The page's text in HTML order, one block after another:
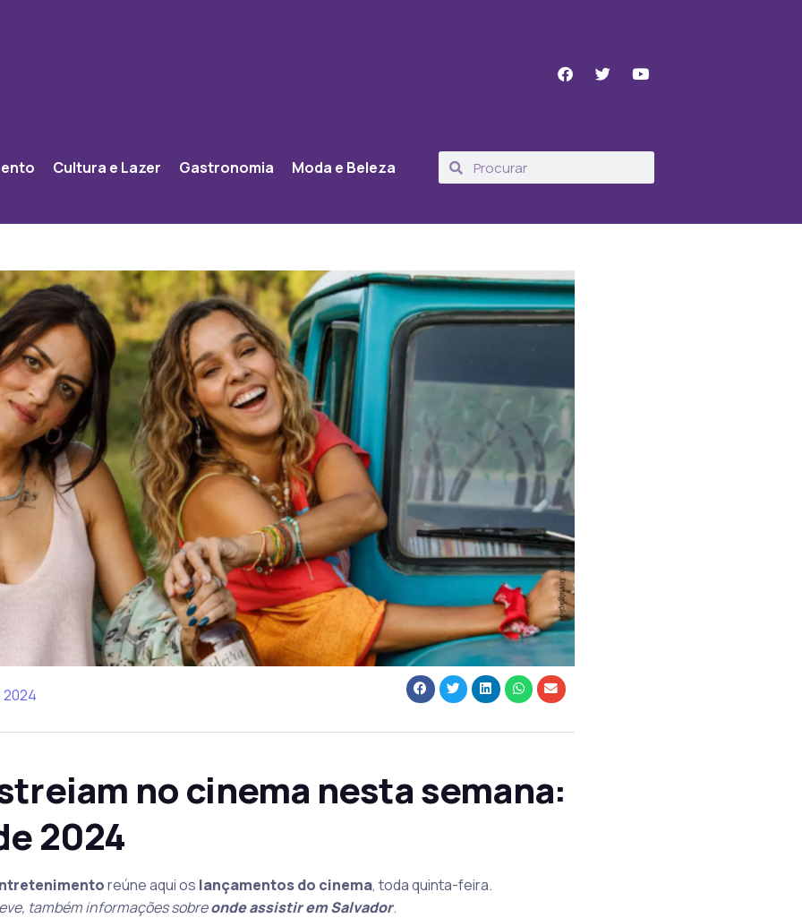
Cultura e Lazer Gastronomia Moda e Beleza
no cinema nesta semana:
2024
reúne aqui os lançamentos do cinema, toda quinta-feira.
também informações sobreonde assistir em Salvador.